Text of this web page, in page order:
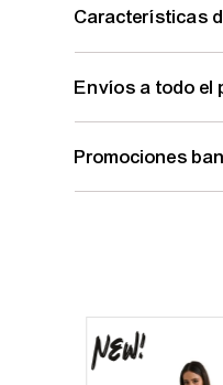
Características
Envíos a todo el
Promociones